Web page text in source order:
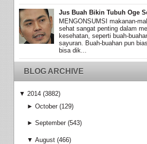
Jus Buah Bikin Tubuh Oge
MENGONSUMSI makanan-
sehat sangat penting dalam
kesehatan, seperti buah-
sayuran. Buah-buahan pun
bisa dik...
BLOG ARCHIVE
▼ 2014 (3882)
► October (129)
► September (543)
▼ August (466)